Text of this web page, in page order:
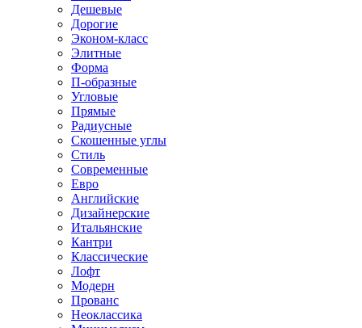
Дешевые
Дорогие
Эконом-класс
Элитные
Форма
П-образные
Угловые
Прямые
Радиусные
Скошенные углы
Стиль
Современные
Евро
Английские
Дизайнерские
Итальянские
Кантри
Классические
Лофт
Модерн
Прованс
Неоклассика